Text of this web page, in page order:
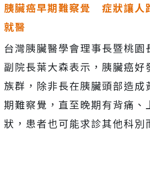
胰臟癌早期難察覺 症狀讓人
就醫
台灣胰臟醫學會理事長暨桃園
副院長葉大森表示，胰臟癌好
族群，除非長在胰臟頭部造成
期難察覺，直至晚期有背痛、
狀，患者也可能求診其他科別